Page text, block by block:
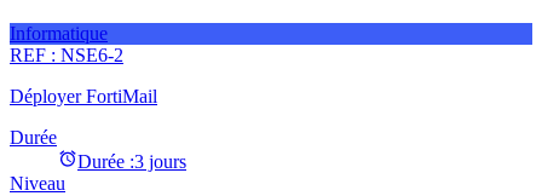
Informatique
REF : NSE6-2
Déployer FortiMail
Durée
Durée :3 jours
Niveau